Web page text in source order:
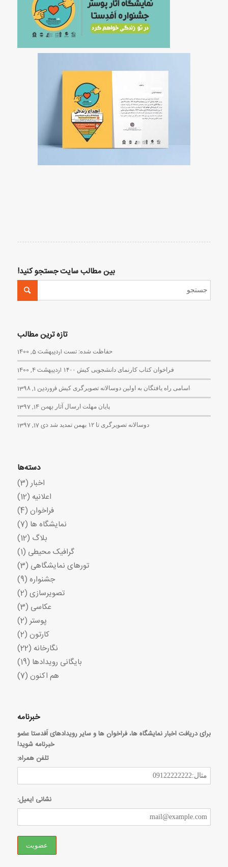
بین مطالب سایت جستجو کنید!
تازه ترین مطالب
حفاظت شده: تست اردیبهشت 5, 1400
فراخوان کتاب کارنمای دانشجویی کیش ۱۴۰۰ اردیبهشت 4, 1400
اسامی راه یافتگان به اولین دوسالانه تصویرگری کیش فروردین 1, 1398
پایان مهلت ارسال آثار بهمن 14, 1397
دوسالانه تصویرگری تا ۱۲ بهمن تمدید شد دی 17, 1397
دسته‌ها
اخبار(3)
اعلانیه (12)
فراخوان (4)
نمایشگاه ها (7)
بلاگ (12)
گرافیک محیطی (1)
تورهای نمایشگاهی (3)
جشنواره (9)
تصویرسازی (2)
عکاسی (3)
پوستر(2)
کارتون (2)
نگارخانه (22)
بایگانی رویدادها (19)
هم اکنون (7)
خبرنامه
برای دریافت اخبار نمایشگاه ها، فراخوان ها و سایر رویدادهای اَفدستا عضو
خبرنامه شوید!
تلفن همراه:
نشانی ایمیل: